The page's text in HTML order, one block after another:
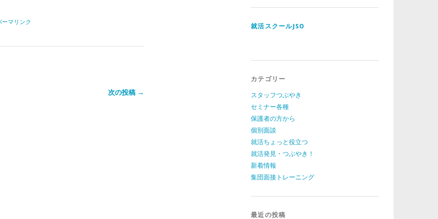
ーマリンク
次の投稿 →
ド
ス
就活スクールJSO
カテゴリー
スタッフつぶやき
セミナー各種
保護者の方から
個別面談
就活ちょっと役立つ
就活発見・つぶやき！
新着情報
集団面接トレーニング
最近の投稿